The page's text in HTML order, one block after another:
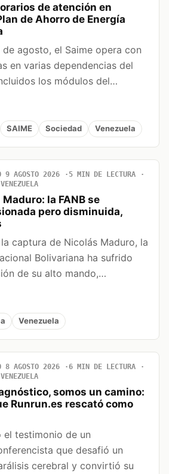
de atención en
de Ahorro de Energía
de agosto, el Saime opera con
en varias dependencias del
los módulos del…
SAIME Sociedad Venezuela
9 AGOSTO 2026
5 MIN DE LECTURA
la FANB se
pero disminuida,
captura de Nicolás Maduro, la
Bolivariana ha sufrido
de su alto mando,…
Venezuela
8 AGOSTO 2026
6 MIN DE LECTURA
somos un camino:
Runrun.es rescató como
el testimonio de un
que desafió un
cerebral y convirtió su